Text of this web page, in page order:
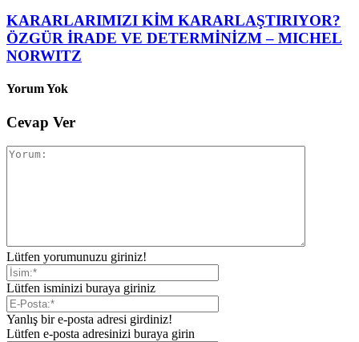
KARARLARIMIZI KİM KARARLAŞTIRIYOR?
ÖZGÜR İRADE VE DETERMİNİZM – MICHEL
NORWITZ
Yorum Yok
Cevap Ver
Lütfen yorumunuzu giriniz!
Lütfen isminizi buraya giriniz
Yanlış bir e-posta adresi girdiniz!
Lütfen e-posta adresinizi buraya girin